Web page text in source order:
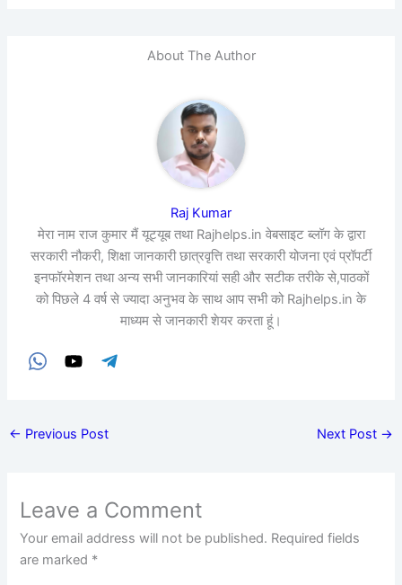
About The Author
Raj Kumar
मेरा नाम राज कुमार मैं यूट्यूब तथा Rajhelps.in वेबसाइट ब्लॉग के द्वारा
सरकारी नौकरी, शिक्षा जानकारी छात्रवृत्ति तथा सरकारी योजना एवं प्रॉपर्टी
इनफॉरमेशन तथा अन्य सभी जानकारियां सही और सटीक तरीके से,पाठकों
को पिछले 4 वर्ष से ज्यादा अनुभव के साथ आप सभी को Rajhelps.in के
माध्यम से जानकारी शेयर करता हूं।
← Previous Post Next Post →
Leave a Comment
Your email address will not be published. Required fields
are marked *